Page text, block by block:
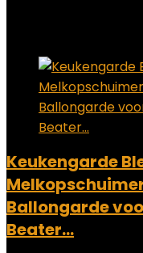
Keukengarde
Ballongarde
Beater…